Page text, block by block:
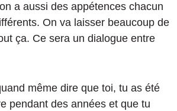
a aussi des appétences chacun
On va laisser beaucoup de
ça. Ce sera un dialogue entre
même dire que toi, tu as été
pendant des années et que tu